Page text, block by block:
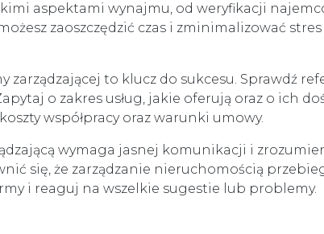
aspektami wynajmu, od weryfikacji
zaoszczędzić czas i zminimalizować stres
to klucz do sukcesu. Sprawdź
o zakres usług, jakie oferują oraz o ich
współpracy oraz warunki umowy.
wymaga jasnej komunikacji i
się, że zarządzanie nieruchomością
i reaguj na wszelkie sugestie lub problemy.